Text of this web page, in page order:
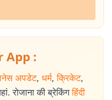
App :
अपडेट, धर्म, क्रिकेट,
रोजाना की ब्रेकिंग हिंदी